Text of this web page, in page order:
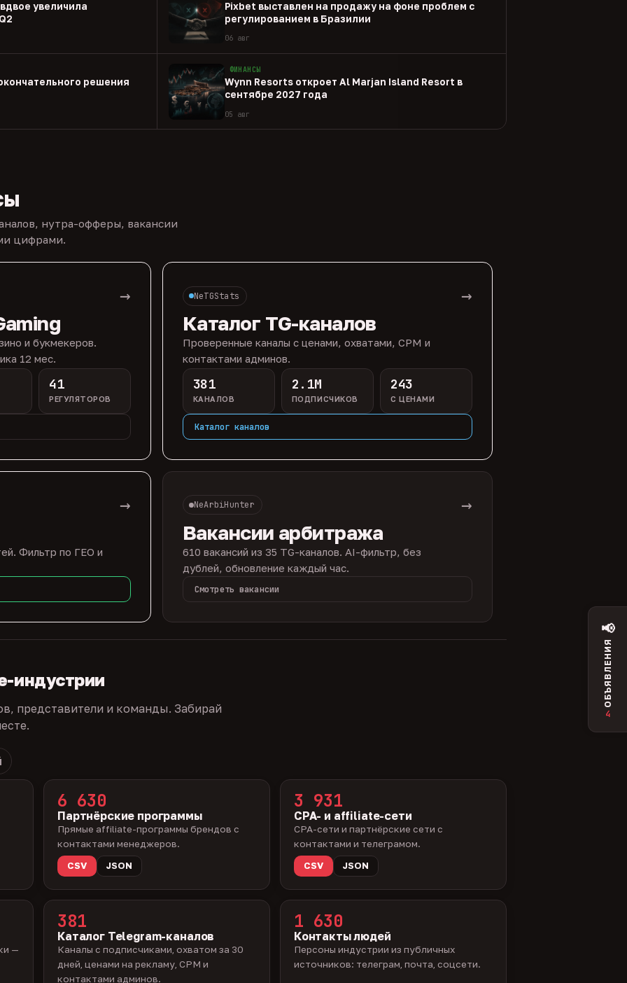
увеличила
Pixbet выставлен на продажу на фоне проблем с
регулированием в Бразилии
06 авг
решения
ФИНАНСЫ
Wynn Resorts откроет Al Marjan Island Resort в
сентябре 2027 года
05 авг
нутра-офферы, вакансии
цифрами.
→
и букмекеров.
12 мес.
41
РЕГУЛЯТОРОВ
NeTGStats →
Каталог TG-каналов
Проверенные каналы с ценами, охватами, CPM и
контактами админов.
381
КАНАЛОВ
2.1M
ПОДПИСЧИКОВ
243
С ЦЕНАМИ
Каталог каналов
→
Фильтр по ГЕО и
NeArbiHunter →
Вакансии арбитража
610 вакансий из 35 TG-каналов. AI-фильтр, без
дублей, обновление каждый час.
Смотреть вакансии
индустрии
представители и команды. Забирай
6 630
Партнёрские программы
Прямые affiliate-программы брендов с
контактами менеджеров.
CSV
JSON
3 931
CPA- и affiliate-сети
CPA-сети и партнёрские сети с
контактами и телеграмом.
CSV
JSON
—
381
Каталог Telegram-каналов
Каналы с подписчиками, охватом за 30
дней, ценами на рекламу, CPM и
контактами админов.
1 630
Контакты людей
Персоны индустрии из публичных
источников: телеграм, почта, соцсети.
📢
ОБЪЯВЛЕНИЯ
4